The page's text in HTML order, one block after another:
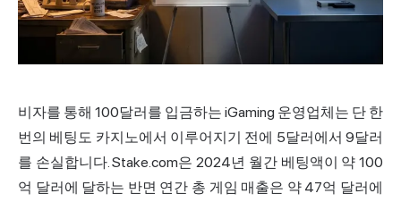
비자를 통해 100달러를 입금하는 iGaming 운영업체는 단 한
번의 베팅도 카지노에서 이루어지기 전에 5달러에서 9달러
를 손실합니다. Stake.com은 2024년 월간 베팅액이 약 100
억 달러에 달하는 반면 연간 총 게임 매출은 약 47억 달러에